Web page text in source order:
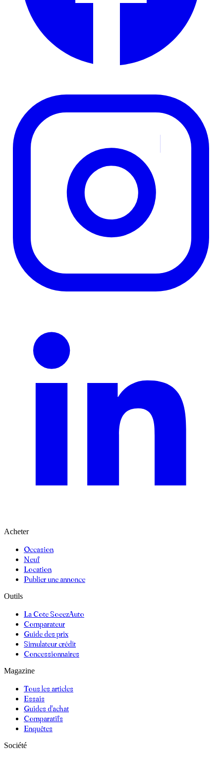
Acheter
Occasion
Neuf
Location
Publier une annonce
Outils
La Cote SoeezAuto
Comparateur
Guide des prix
Simulateur crédit
Concessionnaires
Magazine
Tous les articles
Essais
Guides d'achat
Comparatifs
Enquêtes
Société